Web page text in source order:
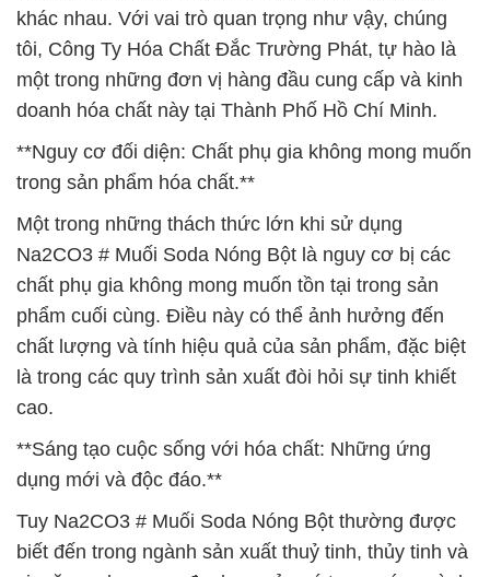
khác nhau. Với vai trò quan trọng như vậy, chúng
tôi, Công Ty Hóa Chất Đắc Trường Phát, tự hào là
một trong những đơn vị hàng đầu cung cấp và kinh
doanh hóa chất này tại Thành Phố Hồ Chí Minh.
**Nguy cơ đối diện: Chất phụ gia không mong muốn
trong sản phẩm hóa chất.**
Một trong những thách thức lớn khi sử dụng
Na2CO3 # Muối Soda Nóng Bột là nguy cơ bị các
chất phụ gia không mong muốn tồn tại trong sản
phẩm cuối cùng. Điều này có thể ảnh hưởng đến
chất lượng và tính hiệu quả của sản phẩm, đặc biệt
là trong các quy trình sản xuất đòi hỏi sự tinh khiết
cao.
**Sáng tạo cuộc sống với hóa chất: Những ứng
dụng mới và độc đáo.**
Tuy Na2CO3 # Muối Soda Nóng Bột thường được
biết đến trong ngành sản xuất thuỷ tinh, thủy tinh và